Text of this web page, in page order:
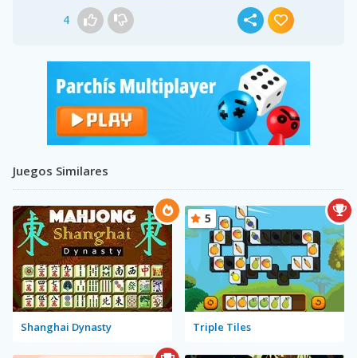
4
Juegos Similares
Shanghai Dynasty Triple Tiles
5